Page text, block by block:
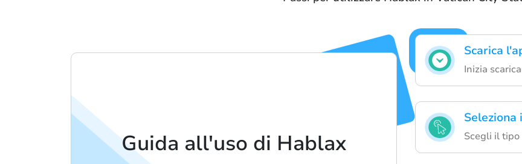
Scarica
Inizia
Scegli il tipo
Guida all'uso di Hablax